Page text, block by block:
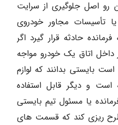
رو اصل جلوگیری از سرایت
تأسیسات مجاور خودروی
حادثه قرار گیرد اگر
اتاق یک خودرو مواجه
بایستی بدانند که لوازم
و دیگر قابل استفاده
یا مسئول تیم بایستی
طرح ریزی کند که قسمت های